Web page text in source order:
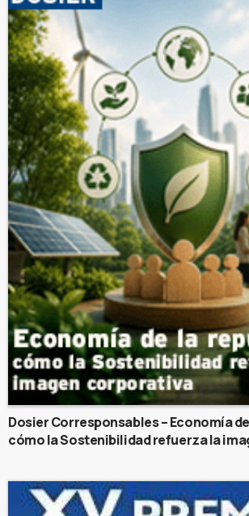
Dosier Corresponsables – Economía
cómo la Sostenibilidad refuerza la